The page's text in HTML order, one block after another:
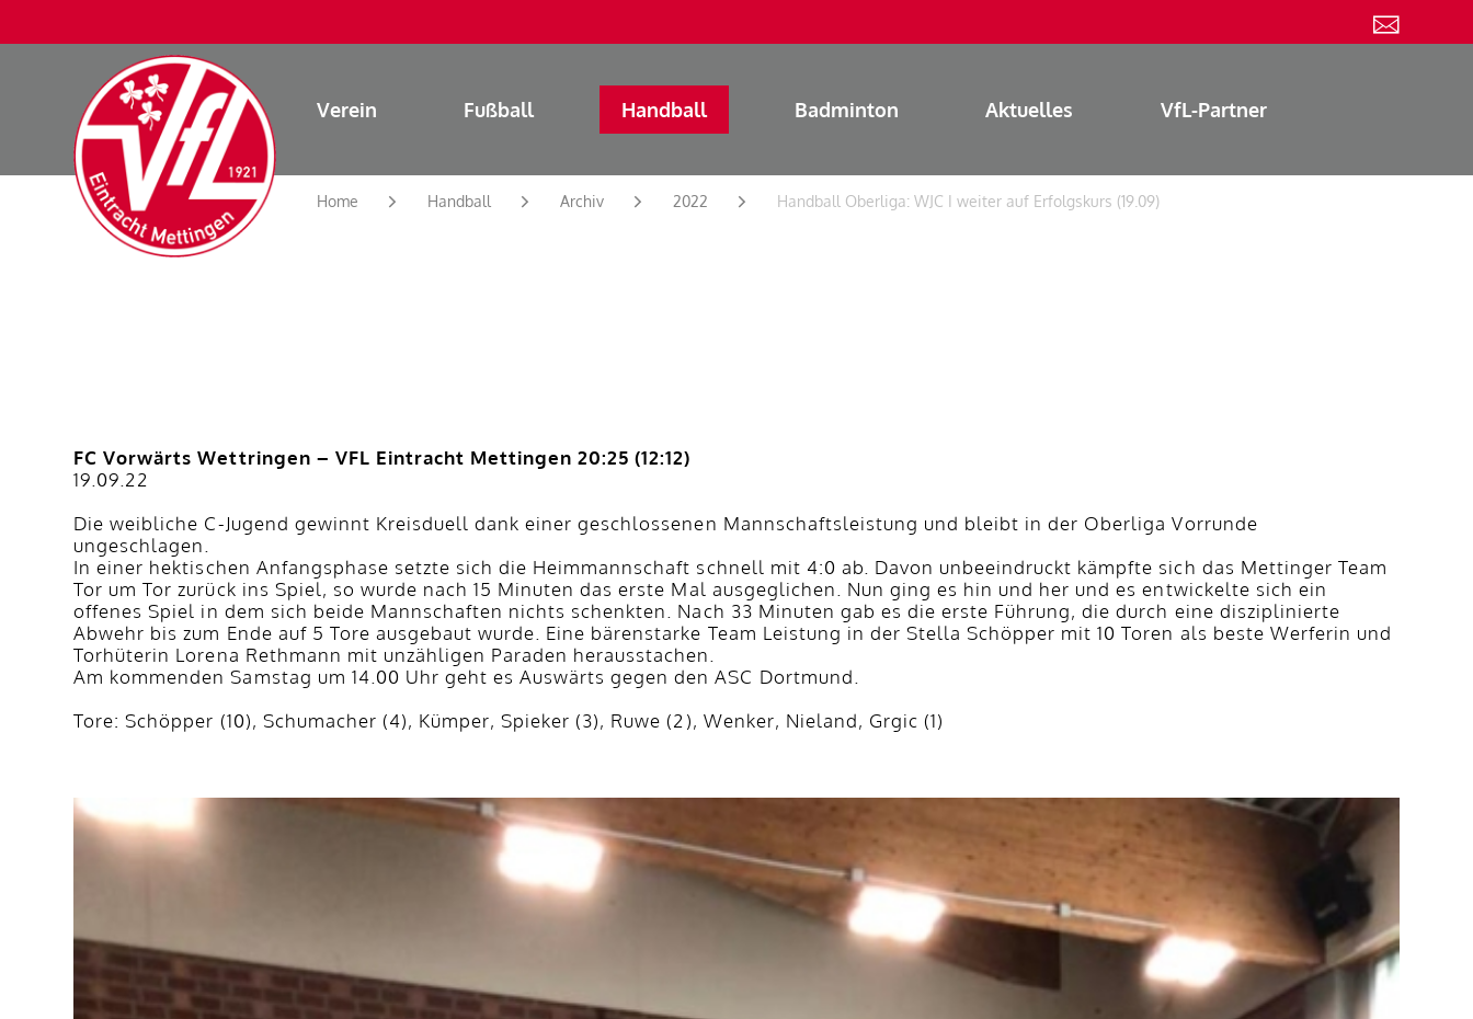
Verein Fußball Handball Badminton Aktuelles VfL-Partner
Home Handball Archiv 2022 Handball Oberliga: WJC I weiter auf Erfolgskurs (19.09)
FC Vorwärts Wettringen – VFL Eintracht Mettingen 20:25 (12:12)
19.09.22
Die weibliche C-Jugend gewinnt Kreisduell dank einer geschlossenen Mannschaftsleistung und bleibt in der Oberliga Vorrunde
ungeschlagen.
In einer hektischen Anfangsphase setzte sich die Heimmannschaft schnell mit 4:0 ab. Davon unbeeindruckt kämpfte sich das Mettinger Team
Tor um Tor zurück ins Spiel, so wurde nach 15 Minuten das erste Mal ausgeglichen. Nun ging es hin und her und es entwickelte sich ein
offenes Spiel in dem sich beide Mannschaften nichts schenkten. Nach 33 Minuten gab es die erste Führung, die durch eine disziplinierte
Abwehr bis zum Ende auf 5 Tore ausgebaut wurde. Eine bärenstarke Team Leistung in der Stella Schöpper mit 10 Toren als beste Werferin und
Torhüterin Lorena Rethmann mit unzähligen Paraden herausstachen.
Am kommenden Samstag um 14.00 Uhr geht es Auswärts gegen den ASC Dortmund.
Tore: Schöpper (10), Schumacher (4), Kümper, Spieker (3), Ruwe (2), Wenker, Nieland, Grgic (1)